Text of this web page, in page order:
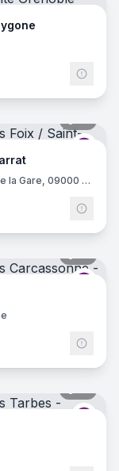
Quartier Saint Antoine, 1 Zone Artisanale de la Gare, 09000 Saint-Paul-de-Jarrat